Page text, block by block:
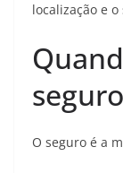
localização e
O seguro é a